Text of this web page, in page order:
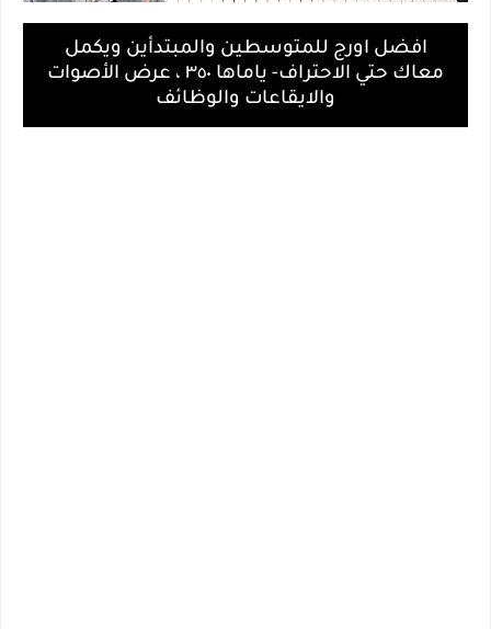
افضل اورج للمتوسطين والمبتدأين ويكمل
معاك حتي الاحتراف- ياماها ٣٥٠ ، عرض الأصوات
والايقاعات والوظائف